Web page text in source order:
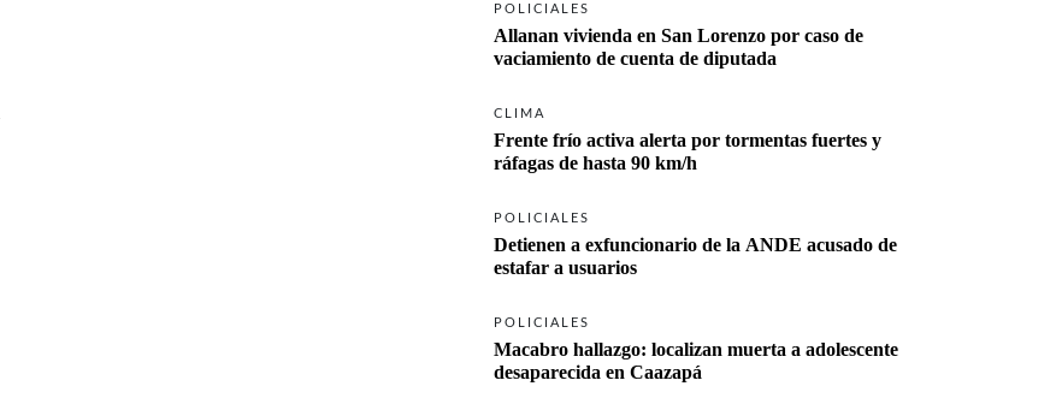
POLICIALES
Allanan vivienda en San Lorenzo por caso de
vaciamiento de cuenta de diputada
CLIMA
Frente frío activa alerta por tormentas fuertes y
ráfagas de hasta 90 km/h
POLICIALES
Detienen a exfuncionario de la ANDE acusado de
estafar a usuarios
POLICIALES
Macabro hallazgo: localizan muerta a adolescente